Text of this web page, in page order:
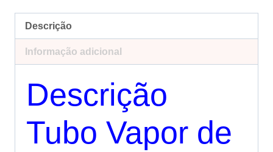
Descrição
Informação adicional
Descrição
Tubo Vapor de